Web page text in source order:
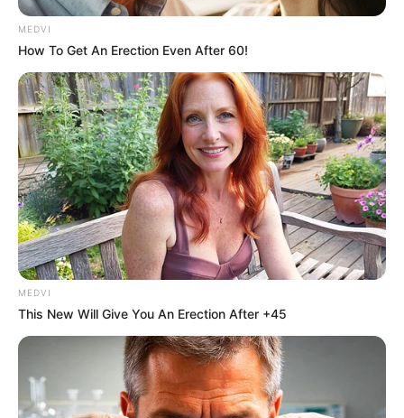
MEDVI
How To Get An Erection Even After 60!
MEDVI
This New Will Give You An Erection After +45